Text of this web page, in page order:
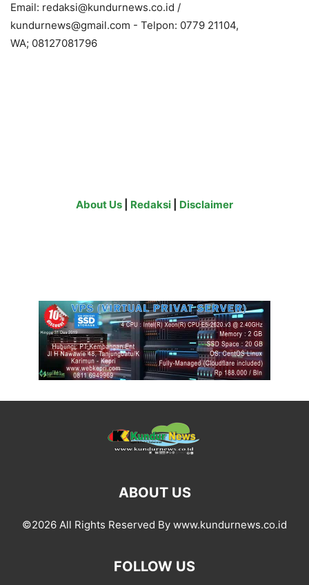
Email: redaksi@kundurnews.co.id /
kundurnews@gmail.com - Telpon: 0779 21104,
WA; 08127081796
About Us Redaksi Disclaimer
ABOUT US
©2026 All Rights Reserved By www.kundurnews.co.id
FOLLOW US